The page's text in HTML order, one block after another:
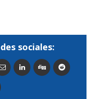
sociales: